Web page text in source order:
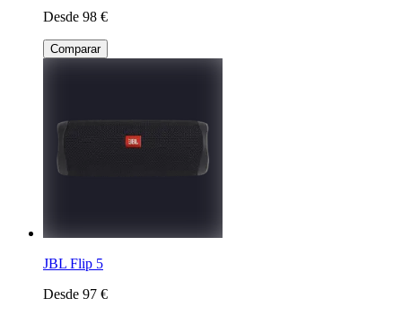
Desde 98 €
Comparar
JBL Flip 5
Desde 97 €